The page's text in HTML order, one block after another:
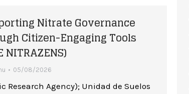
Nitrate Governance
Citizen-Engaging Tools
NITRAZENS)
05/08/2026
Research Agency); Unidad de Suelos